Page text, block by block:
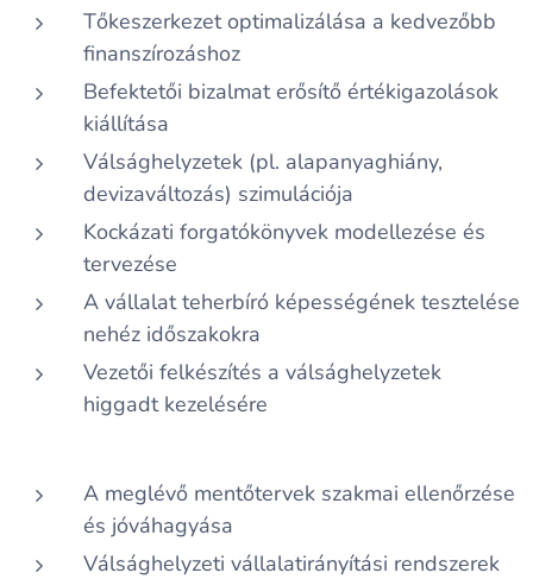
Tőkeszerkezet optimalizálása a kedvezőbb
finanszírozáshoz
Befektetői bizalmat erősítő értékigazolások
kiállítása
Válsághelyzetek (pl. alapanyaghiány,
devizaváltozás) szimulációja
Kockázati forgatókönyvek modellezése és
tervezése
A vállalat teherbíró képességének tesztelése
nehéz időszakokra
Vezetői felkészítés a válsághelyzetek
higgadt kezelésére
A meglévő mentőtervek szakmai ellenőrzése
és jóváhagyása
Válsághelyzeti vállalatirányítási rendszerek